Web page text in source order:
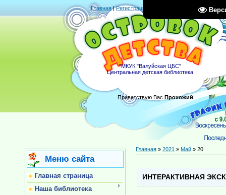
Главная|Регистрация
"МКУК "Валуйская ЦБС"
Центральная детская библиотека
Приветствую Вас Прохожий
Меню сайта
Главная страница
Наша библиотека
Главная » 2021 » Май » 20
ИНТЕРАКТИВНАЯ